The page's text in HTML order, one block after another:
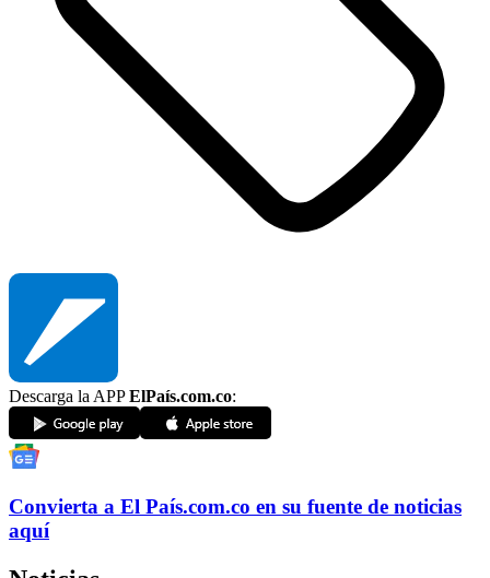
Descarga la APPElPaís.com.co:
Convierta a El País.com.co en su fuente de noticias
aquí